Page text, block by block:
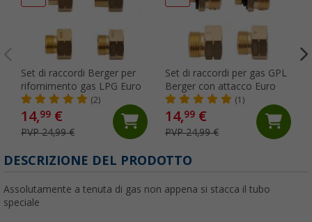
Set di raccordi Berger per
rifornimento gas LPG Euro
(2)
14,99 €
PVP 24,99 €
Set di raccordi per gas GPL
Berger con attacco Euro
(1)
14,99€
PVP 24,99 €
DESCRIZIONE DEL PRODOTTO
Assolutamente a tenuta di gas non appena si stacca il tubo
speciale